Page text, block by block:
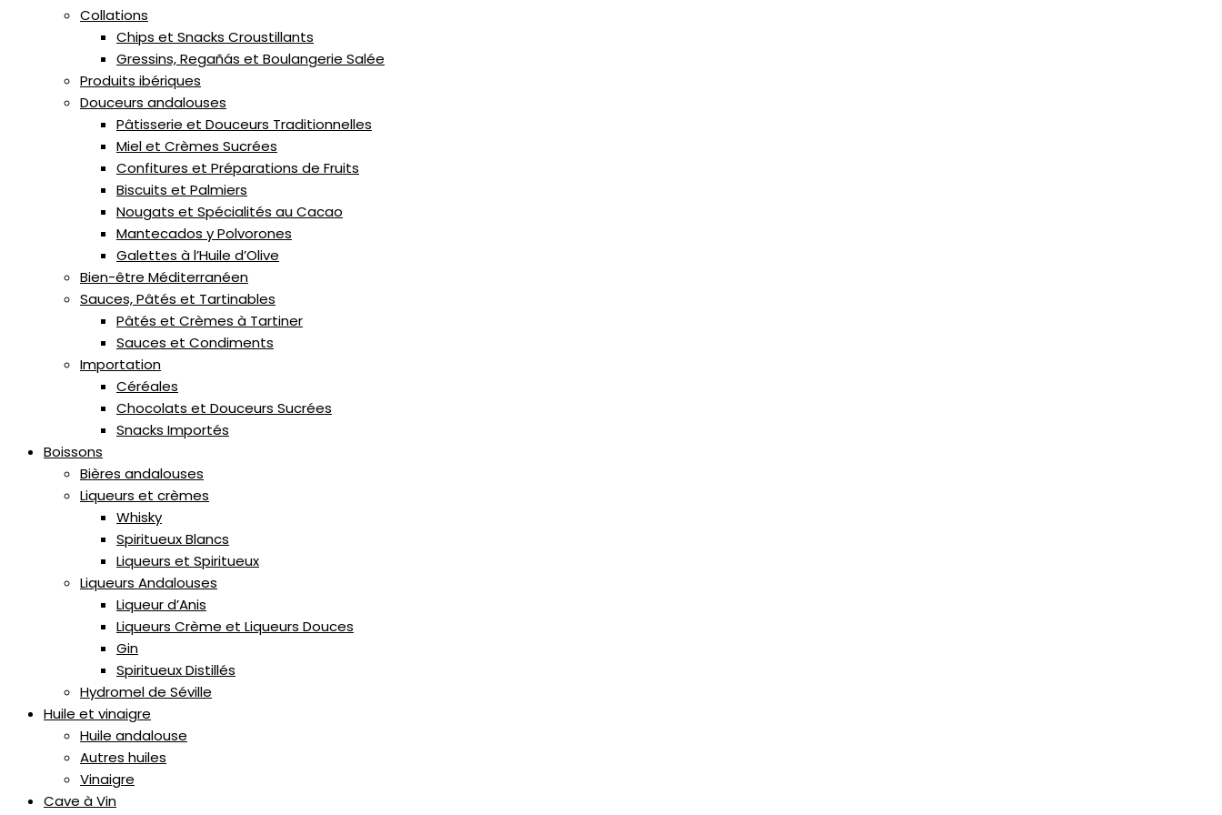
Collations
Chips et Snacks Croustillants
Gressins, Regañás et Boulangerie Salée
Produits ibériques
Douceurs andalouses
Pâtisserie et Douceurs Traditionnelles
Miel et Crèmes Sucrées
Confitures et Préparations de Fruits
Biscuits et Palmiers
Nougats et Spécialités au Cacao
Mantecados y Polvorones
Galettes à l’Huile d’Olive
Bien-être Méditerranéen
Sauces, Pâtés et Tartinables
Pâtés et Crèmes à Tartiner
Sauces et Condiments
Importation
Céréales
Chocolats et Douceurs Sucrées
Snacks Importés
Boissons
Bières andalouses
Liqueurs et crèmes
Whisky
Spiritueux Blancs
Liqueurs et Spiritueux
Liqueurs Andalouses
Liqueur d’Anis
Liqueurs Crème et Liqueurs Douces
Gin
Spiritueux Distillés
Hydromel de Séville
Huile et vinaigre
Huile andalouse
Autres huiles
Vinaigre
Cave à Vin